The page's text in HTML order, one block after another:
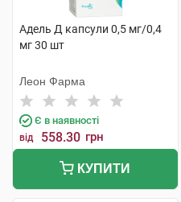
Адель Д капсули 0,5 мг/0,4
мг 30 шт
Леон Фарма
Є в наявності
від 558.30 грн
КУПИТИ